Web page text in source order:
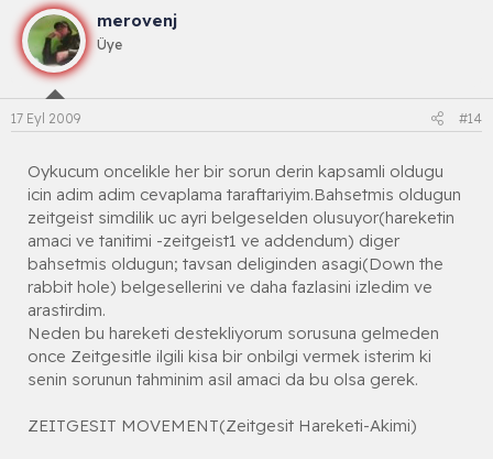
merovenj
Üye
17 Eyl 2009 #14
Oykucum oncelikle her bir sorun derin kapsamli oldugu
icin adim adim cevaplama taraftariyim.Bahsetmis oldugun
zeitgeist simdilik uc ayri belgeselden olusuyor(hareketin
amaci ve tanitimi -zeitgeist1 ve addendum) diger
bahsetmis oldugun; tavsan deliginden asagi(Down the
rabbit hole) belgesellerini ve daha fazlasini izledim ve
arastirdim.
Neden bu hareketi destekliyorum sorusuna gelmeden
once Zeitgesitle ilgili kisa bir onbilgi vermek isterim ki
senin sorunun tahminim asil amaci da bu olsa gerek.
ZEITGESIT MOVEMENT(Zeitgesit Hareketi-Akimi)